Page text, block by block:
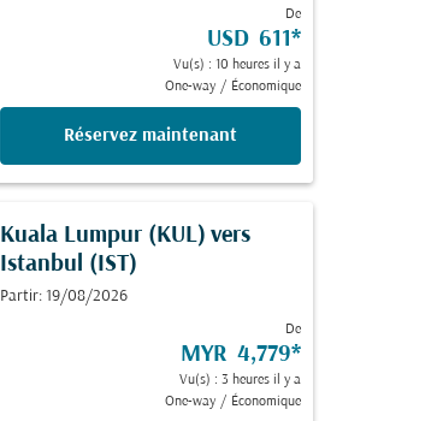
De
USD 611*
Vu(s) : 10 heures il y a
One-way / Économique
Réservez maintenant
Kuala Lumpur (KUL) vers
Istanbul (IST)
Partir: 19/08/2026
De
MYR 4,779*
Vu(s) : 3 heures il y a
One-way / Économique